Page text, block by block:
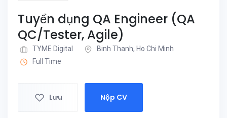
Tuyển dụng QA Engineer (QA
QC/Tester, Agile)
TYME Digital
Binh Thanh, Ho Chi Minh
Full Time
Lưu Nộp CV